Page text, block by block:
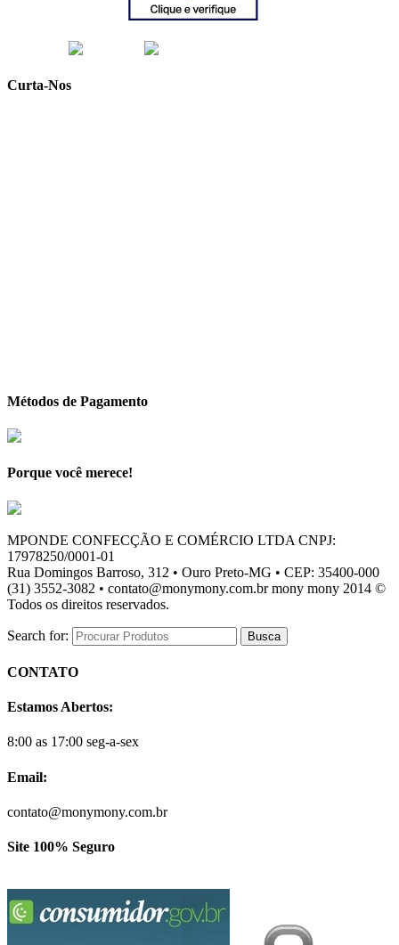
Curta-Nos
Métodos de Pagamento
Porque você merece!
MPONDE CONFECÇÃO E COMÉRCIO LTDA CNPJ:
17978250/0001-01
Rua Domingos Barroso, 312 • Ouro Preto-MG • CEP: 35400-000
(31) 3552-3082 • contato@monymony.com.br mony mony 2014 ©
Todos os direitos reservados.
Search for:
CONTATO
Estamos Abertos:
8:00 as 17:00 seg-a-sex
Email:
contato@monymony.com.br
Site 100% Seguro